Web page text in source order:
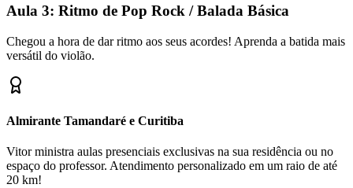
Aula 3: Ritmo de Pop Rock / Balada Básica
Chegou a hora de dar ritmo aos seus acordes! Aprenda a batida mais
versátil do violão.
Almirante Tamandaré e Curitiba
Vitor ministra aulas presenciais exclusivas na sua residência ou no
espaço do professor. Atendimento personalizado em um raio de até
20 km!